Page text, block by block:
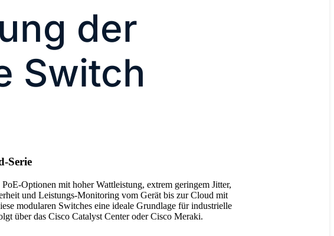
der
Switch
Serie
Optionen mit hoher Wattleistung, extrem geringem Jitter,
und Leistungs-Monitoring vom Gerät bis zur Cloud mit
modularen Switches eine ideale Grundlage für industrielle
über das Cisco Catalyst Center oder Cisco Meraki.